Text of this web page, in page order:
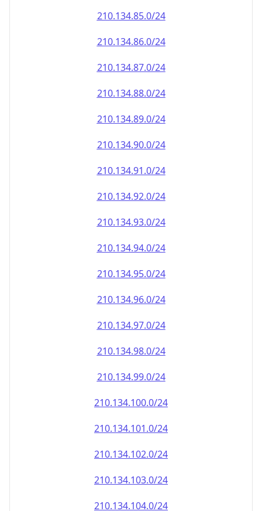
210.134.85.0/24
210.134.86.0/24
210.134.87.0/24
210.134.88.0/24
210.134.89.0/24
210.134.90.0/24
210.134.91.0/24
210.134.92.0/24
210.134.93.0/24
210.134.94.0/24
210.134.95.0/24
210.134.96.0/24
210.134.97.0/24
210.134.98.0/24
210.134.99.0/24
210.134.100.0/24
210.134.101.0/24
210.134.102.0/24
210.134.103.0/24
210.134.104.0/24